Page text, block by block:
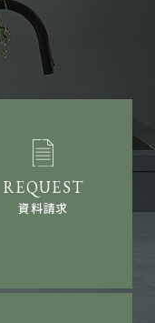
資料請求